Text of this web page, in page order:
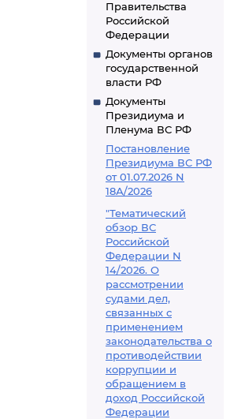
Правительства
Российской
Федерации
Документы органов
государственной
власти РФ
Документы
Президиума и
Пленума ВС РФ
Постановление
Президиума ВС РФ
от 01.07.2026 N
18А/2026
"Тематический
обзор ВС
Российской
Федерации N
14/2026. О
рассмотрении
судами дел,
связанных с
применением
законодательства о
противодействии
коррупции и
обращением в
доход Российской
Федерации